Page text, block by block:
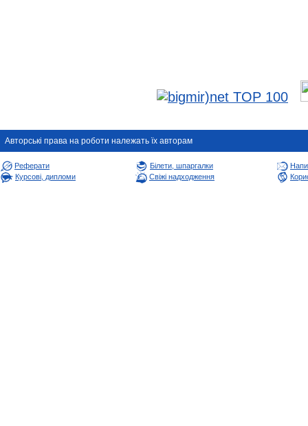
Авторськi права на роботи належать їх авторам
Реферати Білети, шпаргалки
Курсові, дипломи
Свіжі надходження